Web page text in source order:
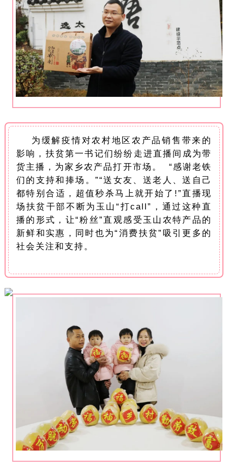
为缓解疫情对农村地区农产品销售带来的
影响，扶贫第一书记们纷纷走进直播间成为带
货主播，为家乡农产品打开市场。 “感谢老铁
们的支持和捧场。”“送女友、送老人、送自己
都特别合适，超值秒杀马上就开始了!”直播现
场扶贫干部不断为玉山“打call”，通过这种直
播的形式，让“粉丝”直观感受玉山农特产品的
新鲜和实惠，同时也为“消费扶贫”吸引更多的
社会关注和支持。